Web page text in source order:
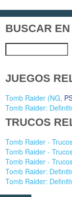
BUSCAR
JUEGOS
Tomb Raider (NG,
Tomb Raider:
TRUCOS
Tomb Raider -
Tomb Raider -
Tomb Raider -
Tomb Raider:
Tomb Raider: